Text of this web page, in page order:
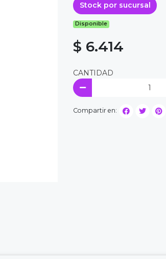
Stock por sucursal
Disponible
$ 6.414
CANTIDAD
Compartir en: